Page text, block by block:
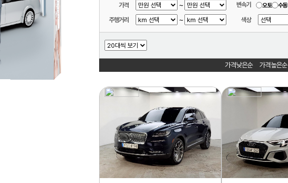
랜드로버
닛산
동풍소콘
람보르기니
렉서스
로버
로터스
가격 ~ 변속기 오토 수동
주행거리 ~ 색상
가격낮은순 가격높은순